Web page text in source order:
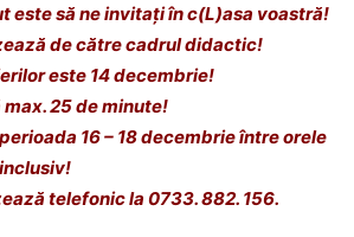
este să ne invitați în c(L)asa voastră!
de către cadrul didactic!
este 14 decembrie!
25 de minute!
16 – 18 decembrie între orele
telefonic la 0733. 882. 156.